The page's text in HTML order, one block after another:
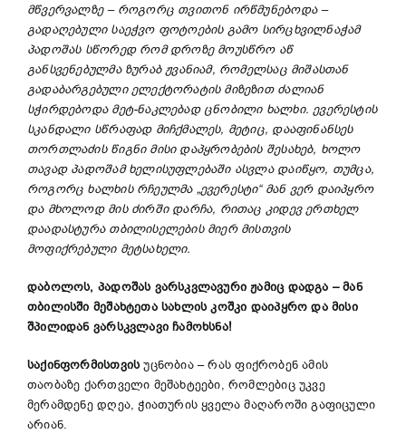
მწვერვალზე – როგორც თვითონ ირწმუნებოდა –
გადაღებული საეჭვო ფოტოების გამო სირცხვილნაჭამ
პადოშას სწორედ რომ დროზე მოუსწრო აწ
განსვენებულმა ზურაბ ჟვანიამ, რომელსაც მიშასთან
გადაბარგებული ელექტორატის მიზეზით ძალიან
სჭირდებოდა მეტ-ნაკლებად ცნობილი ხალხი. ევერესტის
სკანდალი სწრაფად მიჩქმალეს, მეტიც, დააფინანსეს
თორთლაძის წიგნი მისი დაპყრობების შესახებ, ხოლო
თავად პადოშამ ხელისუფლებაში ასვლა დაიწყო, თუმცა,
როგორც ხალხის რჩეულმა „ევერესტი“ მან ვერ დაიპყრო
და მხოლოდ მის ძირში დარჩა, რითაც კიდევ ერთხელ
დაადასტურა თბილისელების მიერ მისთვის
მოფიქრებული მეტსახელი.
დაბოლოს, პადოშას ვარსკვლავური ჟამიც დადგა – მან
თბილისში მეშახტეთა სახლის კოშკი დაიპყრო და მისი
შპილიდან ვარსკვლავი ჩამოხსნა!
საქინფორმისთვისუცნობია – რას ფიქრობენ ამის
თაობაზე ქართველი მეშახტეები, რომლებიც უკვე
მერამდენე დღეა, ჭიათურის ყველა მაღაროში გაფიცული
არიან.